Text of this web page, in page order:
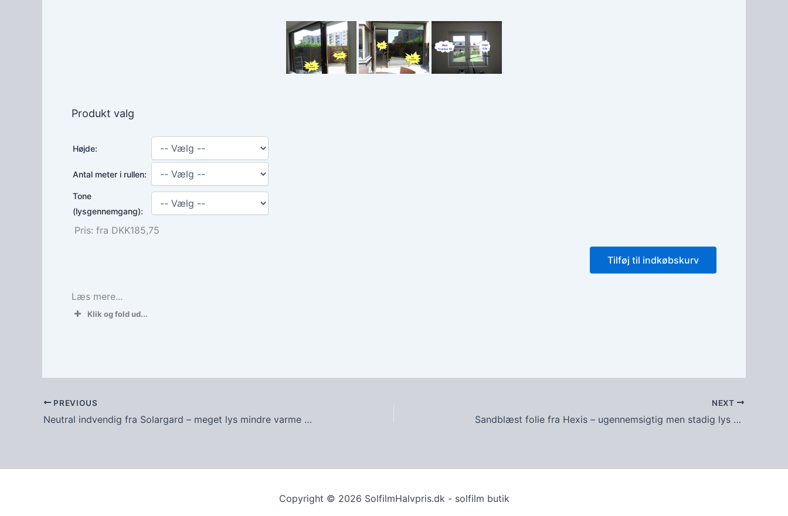
Produkt valg
Højde:
Antal meter i rullen:
Tone
(lysgennemgang):
Pris: fra DKK185,75
Tilføj til indkøbskurv
Læs mere...
Klik og fold ud...
PREVIOUS
Neutral indvendig fra Solargard – meget lys mindre varme – 342 pr. m2
NEXT
Sandblæst folie fra Hexis – ugennemsigtig men stadig lys – 131,7 kr. pr. m2
Copyright © 2026 SolfilmHalvpris.dk - solfilm butik